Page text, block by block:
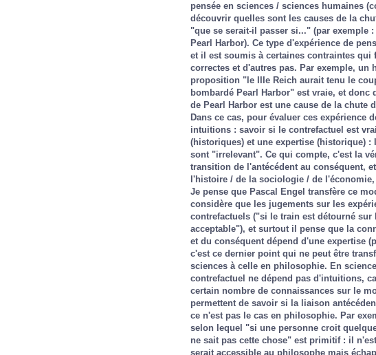
pensée en sciences / sciences humaines
découvrir quelles sont les causes de la
"que se serait-il passer si..." (par exemple
Pearl Harbor). Ce type d'expérience de
et il est soumis à certaines contraintes
correctes et d'autres pas. Par exemple, un
proposition "le IIIe Reich aurait tenu le
bombardé Pearl Harbor" est vraie, et donc
de Pearl Harbor est une cause de la chute
Dans ce cas, pour évaluer ces expérience
intuitions : savoir si le contrefactuel est
(historiques) et une expertise (historique)
sont "irrelevant". Ce qui compte, c'est la
transition de l'antécédent au conséquent,
l'histoire / de la sociologie / de l'économie,
Je pense que Pascal Engel transfère ce
considère que les jugements sur les
contrefactuels ("si le train est détourné sur
acceptable"), et surtout il pense que la
et du conséquent dépend d'une expertise
c'est ce dernier point qui ne peut être
sciences à celle en philosophie. En
contrefactuel ne dépend pas d'intuitions,
certain nombre de connaissances sur le
permettent de savoir si la liaison
ce n'est pas le cas en philosophie. Par
selon lequel "si une personne croit
ne sait pas cette chose" est primitif : il
serait accessible au philosophe mais